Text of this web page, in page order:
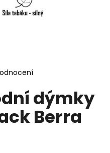
dýmky
Berra